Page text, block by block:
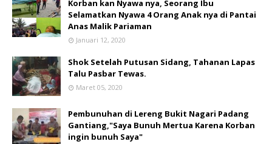
Korban kan Nyawa nya, Seorang Ibu
Selamatkan Nyawa 4 Orang Anak nya di Pantai
Anas Malik Pariaman
Januari 12, 2020
Shok Setelah Putusan Sidang, Tahanan Lapas
Talu Pasbar Tewas.
Maret 05, 2020
Pembunuhan di Lereng Bukit Nagari Padang
Gantiang,"Saya Bunuh Mertua Karena Korban
ingin bunuh Saya"